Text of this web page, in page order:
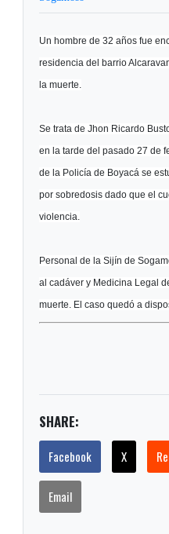
Un hombre de 32 años fue
residencia del barrio
la muerte.
Se trata de Jhon Ricardo
en la tarde del pasado 27 de
de la Policía de Boyacá se
por sobredosis dado que el
violencia.
Personal de la Sijín de
al cadáver y Medicina Legal
muerte. El caso quedó a
SHARE:
Facebook X
Email